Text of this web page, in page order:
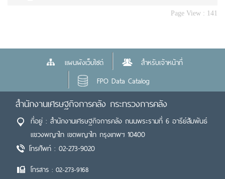
Page View : 141
แผนผังเว็บไซต์
สำหรับเจ้าหน้าที่
FPO Data Catalog
สำนักงานเศรษฐกิจการคลัง กระทรวงการคลัง
ที่อยู่ : สำนักงานเศรษฐกิจการคลัง ถนนพระรามที่ 6 อารีย์สัมพันธ์
แขวงพญาไท เขตพญาไท กรุงเทพฯ 10400
โทรศัพท์ : 02-273-9020
โทรสาร : 02-273-9168